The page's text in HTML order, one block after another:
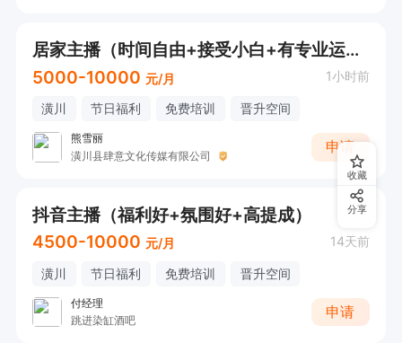
居家主播（时间自由+接受小白+有专业运营带）
5000-10000 元/月 1小时前
潢川 节日福利 免费培训 晋升空间
熊雪丽
潢川县肆意文化传媒有限公司
申请
抖音主播（福利好+氛围好+高提成）
4500-10000 元/月 14天前
潢川 节日福利 免费培训 晋升空间
付经理
跳进染缸酒吧
申请
收藏
分享